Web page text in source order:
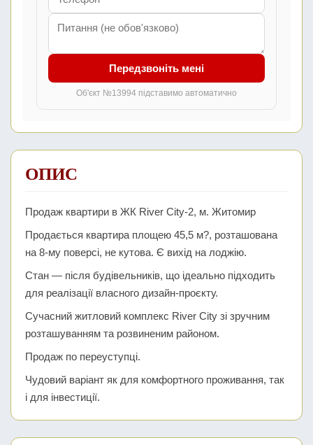
Передзвоніть мені
Об'єкт №13994 підставимо автоматично
ОПИС
Продаж квартири в ЖК River City-2, м. Житомир
Продається квартира площею 45,5 м?, розташована
на 8-му поверсі, не кутова. Є вихід на лоджію.
Стан — після будівельників, що ідеально підходить
для реалізації власного дизайн-проєкту.
Сучасний житловий комплекс River City зі зручним
розташуванням та розвиненим районом.
Продаж по переуступці.
Чудовий варіант як для комфортного проживання, так
і для інвестиції.